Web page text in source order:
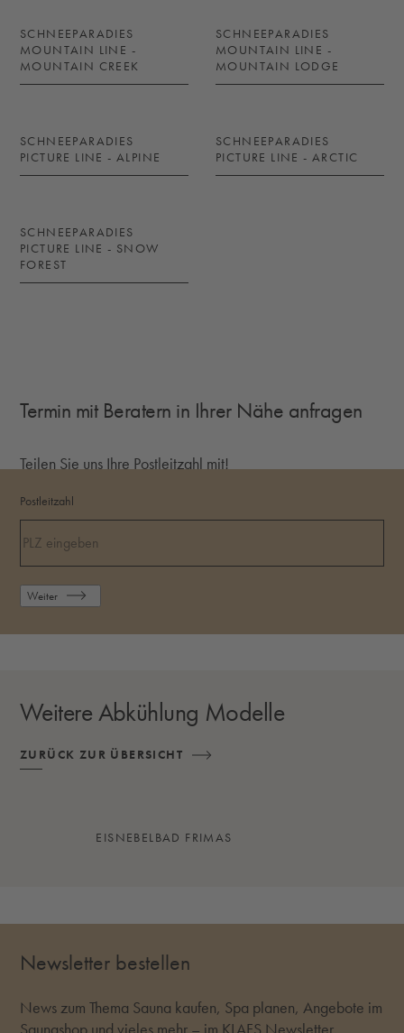
SCHNEEPARADIES
MOUNTAIN LINE -
MOUNTAIN CREEK
SCHNEEPARADIES
MOUNTAIN LINE -
MOUNTAIN LODGE
SCHNEEPARADIES
PICTURE LINE - ALPINE
SCHNEEPARADIES
PICTURE LINE - ARCTIC
SCHNEEPARADIES
PICTURE LINE - SNOW
FOREST
Termin mit Beratern in Ihrer Nähe anfragen
Teilen Sie uns Ihre Postleitzahl mit!
Postleitzahl
Weiter
Weitere Abkühlung Modelle
ZURÜCK ZUR ÜBERSICHT
EISNEBELBAD FRIMAS
Newsletter bestellen
News zum Thema Sauna kaufen, Spa planen, Angebote im